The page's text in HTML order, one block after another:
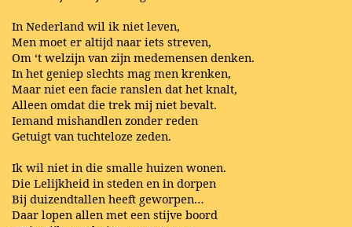
In Nederland wil ik niet leven,
Men moet er altijd naar iets streven,
Om ‘t welzijn van zijn medemensen denken.
In het geniep slechts mag men krenken,
Maar niet een facie ranslen dat het knalt,
Alleen omdat die trek mij niet bevalt.
Iemand mishandlen zonder reden
Getuigt van tuchteloze zeden.
Ik wil niet in die smalle huizen wonen.
Die Lelijkheid in steden en in dorpen
Bij duizendtallen heeft geworpen…
Daar lopen allen met een stijve boord